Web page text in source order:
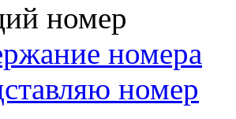
номер
номера
номер